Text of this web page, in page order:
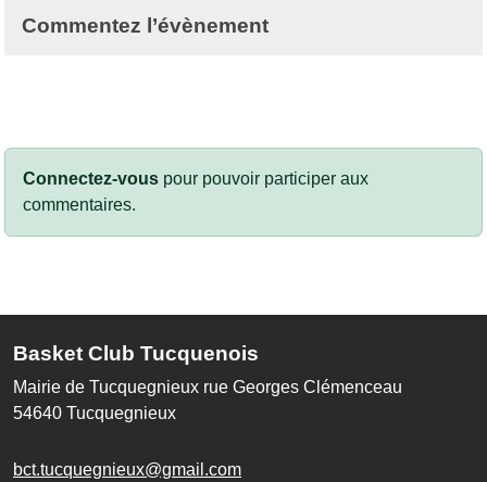
Commentez l’évènement
Connectez-vous pour pouvoir participer aux
commentaires.
Basket Club Tucquenois
Mairie de Tucquegnieux rue Georges Clémenceau
54640 Tucquegnieux
bct.tucquegnieux@gmail.com